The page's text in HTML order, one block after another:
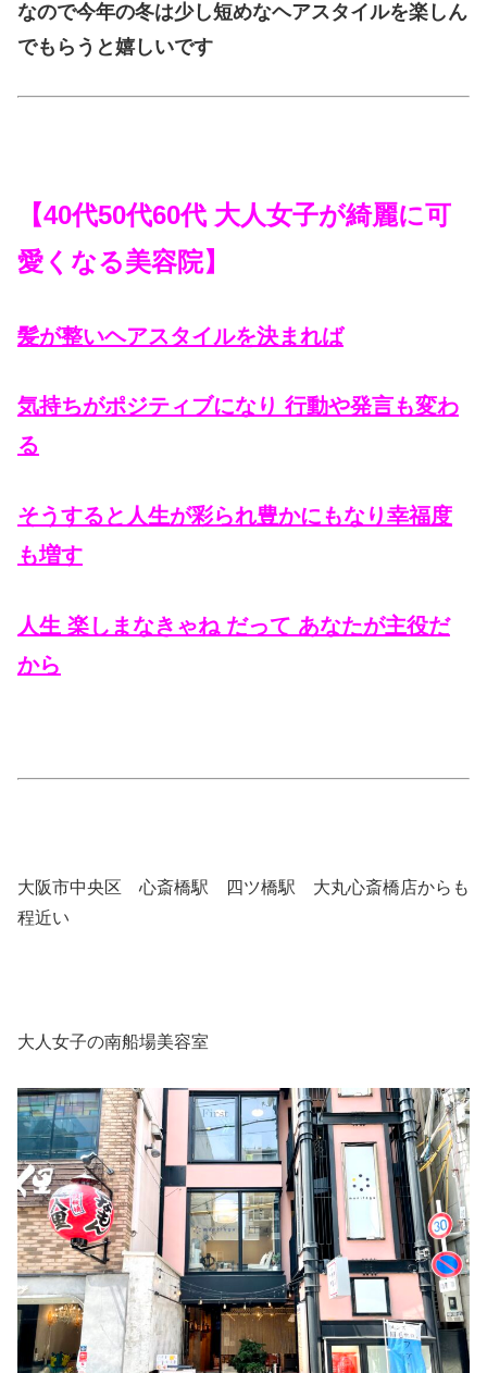
なので今年の冬は少し短めなヘアスタイルを楽しん
でもらうと嬉しいです
【40代50代60代 大人女子が綺麗に可
愛くなる美容院】
髪が整いヘアスタイルを決まれば
気持ちがポジティブになり 行動や発言も変わ
る
そうすると人生が彩られ豊かにもなり幸福度
も増す
人生 楽しまなきゃね だって あなたが主役だ
から
大阪市中央区 心斎橋駅 四ツ橋駅 大丸心斎橋店からも
程近い
大人女子の南船場美容室